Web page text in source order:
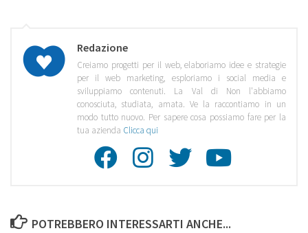
Redazione
Creiamo progetti per il web, elaboriamo idee e strategie
per il web marketing, esploriamo i social media e
sviluppiamo contenuti. La Val di Non l'abbiamo
conosciuta, studiata, amata. Ve la raccontiamo in un
modo tutto nuovo. Per sapere cosa possiamo fare per la
tua azienda Clicca qui
Facebook
POTREBBERO INTERESSARTI ANCHE...